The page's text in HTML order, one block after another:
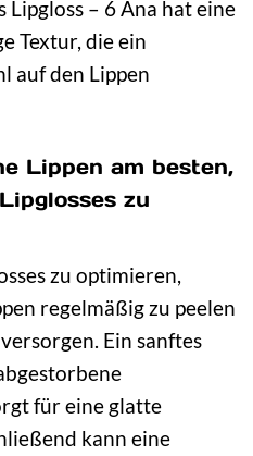
Lipgloss – 6 Ana hat eine
Textur, die ein
auf den Lippen
Lippen am besten,
zu
zu optimieren,
regelmäßig zu peelen
Ein sanftes
für eine glatte
kann eine